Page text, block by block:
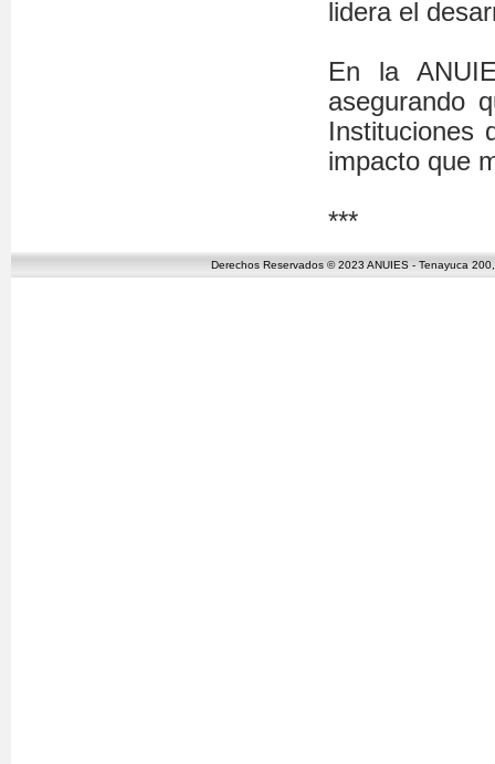
lidera el
En la
asegurando
Instituciones
impacto que
***
Derechos Reservados © 2023 ANUIES - Tenayuca